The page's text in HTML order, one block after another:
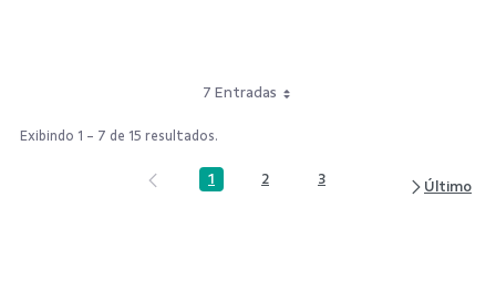
7 Entradas
Exibindo 1 - 7 de 15 resultados.
Página
1 Página
2 Página
3